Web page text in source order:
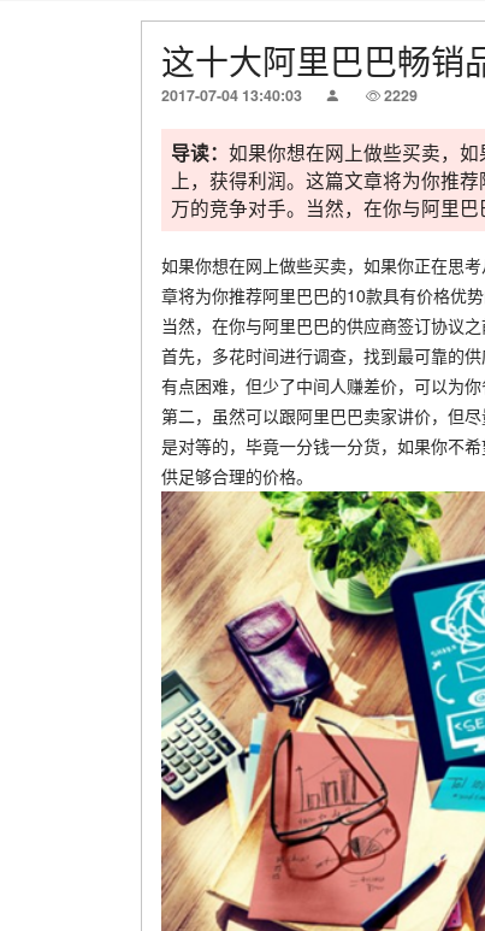
这十大阿里巴巴畅销
2017-07-04 13:40:03 2229
导读： 如果你想在网上做些买卖，
上，获得利润。这篇文章将为你推
万的竞争对手。当然，在你与阿里
如果你想在网上做些买卖，如果你正在思
章将为你推荐阿里巴巴的10款具有价格优
当然，在你与阿里巴巴的供应商签订协议之
首先，多花时间进行调查，找到最可靠的
有点困难，但少了中间人赚差价，可以为你
第二，虽然可以跟阿里巴巴卖家讲价，但
是对等的，毕竟一分钱一分货，如果你不
供足够合理的价格。